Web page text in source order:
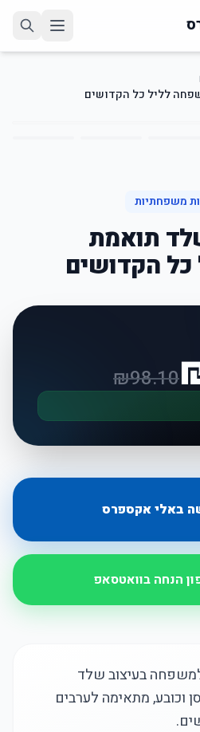
לליל כל הקדושים 1
/
5
משפחתיות
תואמת
הקדושים
₪98.10
באלי אקספרס
הנחה בוואטסאפ
בעיצוב שלד
וכובע, מתאימה לערבים